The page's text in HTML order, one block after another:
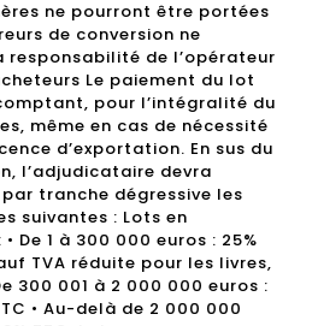
ne pourront être portées
de conversion ne
de l’opérateur
Le paiement du lot
pour l’intégralité du
même en cas de nécessité
d’exportation. En sus du
l’adjudicataire devra
tranche dégressive les
suivantes : Lots en
De 1 à 300 000 euros : 25%
TVA réduite pour les livres,
300 001 à 2 000 000 euros :
• Au-delà de 2 000 000